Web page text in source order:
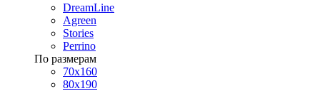
DreamLine
Agreen
Stories
Perrino
По размерам
70х160
80х190